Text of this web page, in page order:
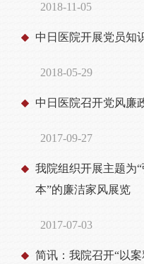
2018-11-05
中日医院开展党员知
2018-05-29
中日医院召开党风廉
2017-09-27
我院组织开展主题为
本”的廉洁家风展览
2017-07-03
简讯：我院召开“以